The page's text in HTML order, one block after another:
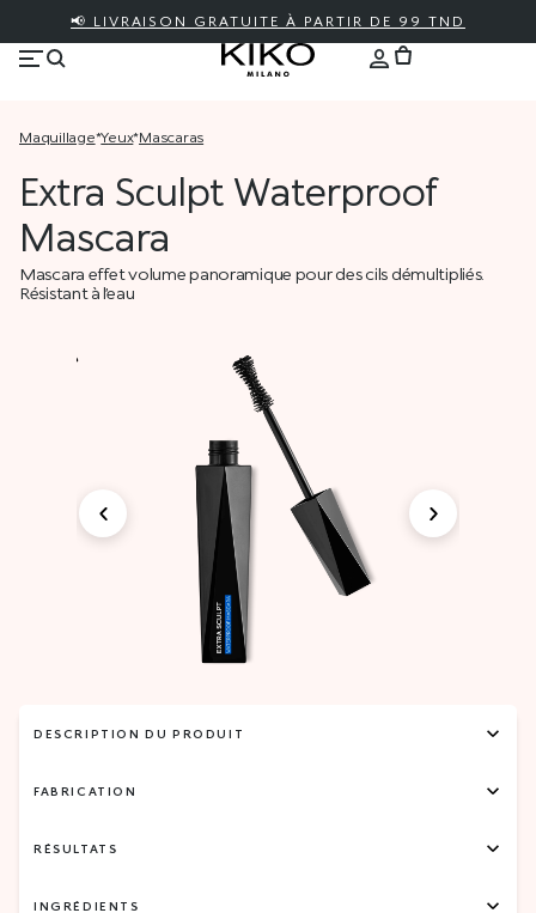
📢 LIVRAISON GRATUITE À PARTIR DE 99 TND
maquillage* yeux* mascaras
Extra Sculpt Waterproof
Mascara
Mascara effet volume panoramique pour des cils démultipliés.
Résistant à l’eau
DESCRIPTION DU PRODUIT
FABRICATION
RÉSULTATS
INGRÉDIENTS